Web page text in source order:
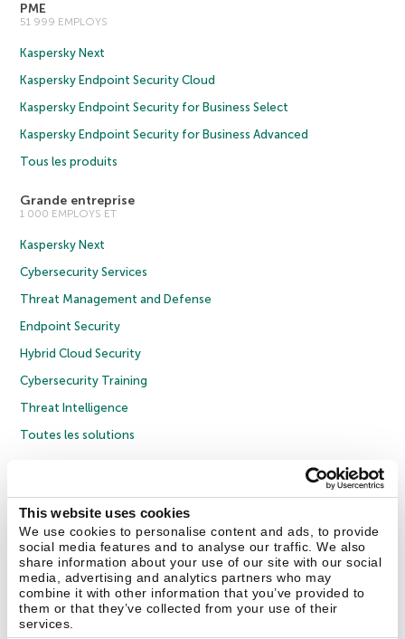
This website uses cookies
We use cookies to personalise content and ads, to provide
social media features and to analyse our traffic. We also
share information about your use of our site with our social
media, advertising and analytics partners who may
combine it with other information that you’ve provided to
them or that they’ve collected from your use of their
services.
PME
51 999 EMPLOYS
Kaspersky Next
Kaspersky Endpoint Security Cloud
Kaspersky Endpoint Security for Business Select
Kaspersky Endpoint Security for Business Advanced
Tous les produits
Grande entreprise
1 000 EMPLOYS ET
Kaspersky Next
Cybersecurity Services
Threat Management and Defense
Endpoint Security
Hybrid Cloud Security
Cybersecurity Training
Threat Intelligence
Toutes les solutions
Politique de confidentialité
Politique anticorruption
Contrat de licence grand public
Contrat de licence entreprises
Cookies
Nous contacter À propos Partenaires Blog Communiqués de presse
Securelist Eugene Personal Blog Encyclopédie de Kaspersky